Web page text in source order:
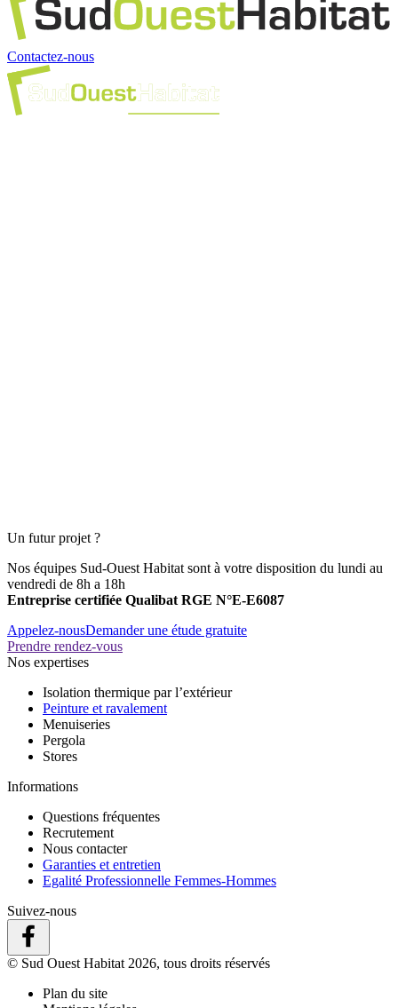
Contactez-nous
Un futur projet ?
Nos équipes Sud-Ouest Habitat sont à votre disposition du lundi au
vendredi de 8h a 18h
Entreprise certifiée Qualibat RGE N°E-E6087
Appelez-nousDemander une étude gratuite
Prendre rendez-vous
Nos expertises
Isolation thermique par l’extérieur
Peinture et ravalement
Menuiseries
Pergola
Stores
Informations
Questions fréquentes
Recrutement
Nous contacter
Garanties et entretien
Egalité Professionnelle Femmes-Hommes
Suivez-nous
© Sud Ouest Habitat 2026, tous droits réservés
Plan du site